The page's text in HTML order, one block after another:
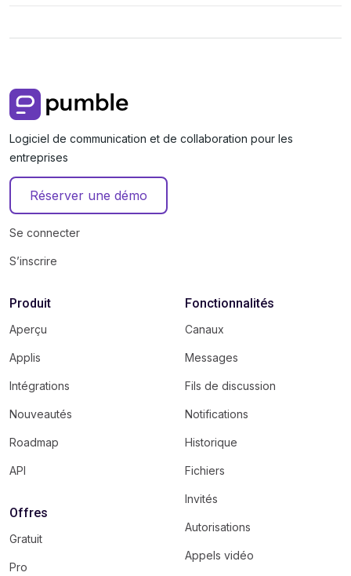
Logiciel de communication et de collaboration pour les
entreprises
Réserver une démo
Se connecter
S’inscrire
Produit
Aperçu
Applis
Intégrations
Nouveautés
Roadmap
API
Offres
Gratuit
Pro
Fonctionnalités
Canaux
Messages
Fils de discussion
Notifications
Historique
Fichiers
Invités
Autorisations
Appels vidéo